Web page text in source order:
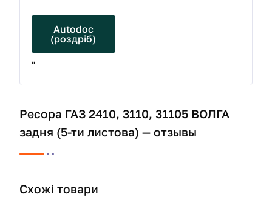
Autodoc
(роздріб)
"
Ресора ГАЗ 2410, 3110, 31105 ВОЛГА
задня (5-ти листова) — отзывы
Схожі товари